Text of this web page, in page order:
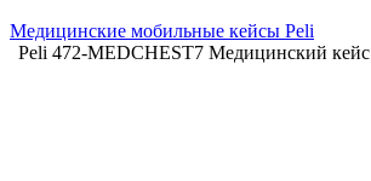
Медицинские мобильные кейсы Peli
Peli 472-MEDCHEST7 Медицинский кейс